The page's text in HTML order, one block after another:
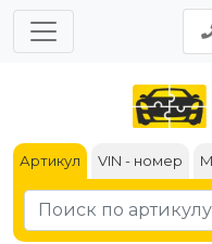
Артикул VIN - номер